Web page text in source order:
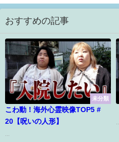
おすすめの記事
未分類
こわ動！海外心霊映像TOP5 #
20【呪いの人形】